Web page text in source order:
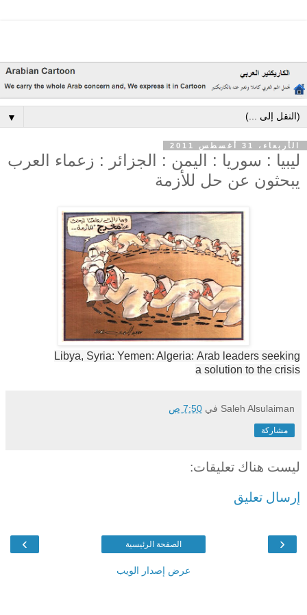
▼
الأربعاء، 31 أغسطس 2011
ليبيا : سوريا : اليمن : الجزائر : زعماء العرب
يبحثون عن حل للأزمة
Libya, Syria: Yemen: Algeria: Arab leaders seeking
a solution to the crisis
Saleh Alsulaiman في 7:50 ص
مشاركة
ليست هناك تعليقات:
إرسال تعليق
‹
› الصفحة الرئيسية
عرض إصدار الويب